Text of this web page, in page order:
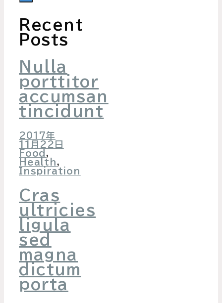
Recent
Posts
Nulla
porttitor
accumsan
tincidunt
2017年
11月22日
Food ,
Health ,
Inspiration
Cras
ultricies
ligula
sed
magna
dictum
porta